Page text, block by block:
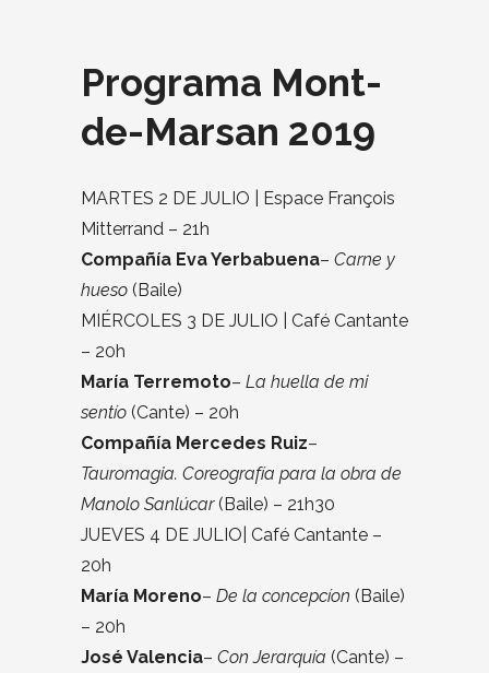
Programa Mont-
de-Marsan 2019
MARTES 2 DE JULIO | Espace François
Mitterrand – 21h
Compañía ​Eva Yerbabuena– Carne y
hueso (Baile)
MIÉRCOLES 3 DE JULIO | Café Cantante
– 20h
María Terremoto– La huella de mi
sentío (Cante) – 20h
Compañía Mercedes Ruiz–
Tauromagia. Coreografía para la obra de
Manolo Sanlúcar(Baile) – 21h30
JUEVES 4 DE JULIO| Café Cantante –
20h
María Moreno– De la concepcíon (Baile)
– 20h
José Valencia– Con Jerarquía (Cante) –